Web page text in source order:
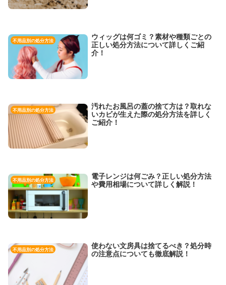
不用品別の処分方法
ウィッグは何ゴミ？素材や種類ごとの
正しい処分方法について詳しくご紹
介！
不用品別の処分方法
汚れたお風呂の蓋の捨て方は？取れな
いカビが生えた際の処分方法を詳しく
ご紹介！
不用品別の処分方法
電子レンジは何ごみ？正しい処分方法
や費用相場について詳しく解説！
不用品別の処分方法
使わない文房具は捨てるべき？処分時
の注意点についても徹底解説！